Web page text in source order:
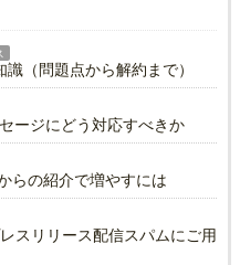
（問題点から解約まで）
ージにどう対応すべきか
らの紹介で増やすには
スリリース配信スパムにご用